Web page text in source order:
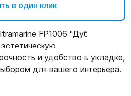
в один клик
FP1006 "Дуб
и удобство в укладке,
для вашего интерьера.